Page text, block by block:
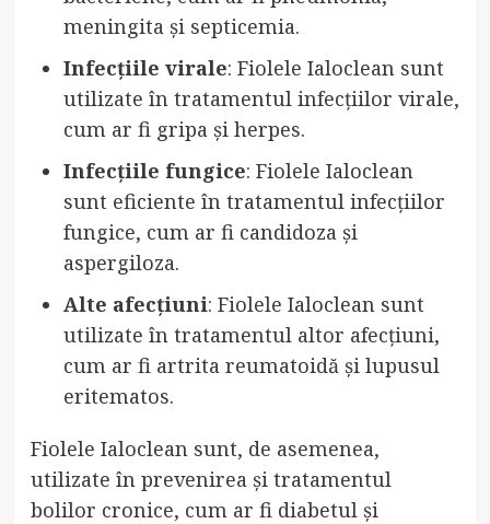
meningita și septicemia.
Infecțiile virale: Fiolele Ialoclean sunt
utilizate în tratamentul infecțiilor virale,
cum ar fi gripa și herpes.
Infecțiile fungice: Fiolele Ialoclean
sunt eficiente în tratamentul infecțiilor
fungice, cum ar fi candidoza și
aspergiloza.
Alte afecțiuni: Fiolele Ialoclean sunt
utilizate în tratamentul altor afecțiuni,
cum ar fi artrita reumatoidă și lupusul
eritematos.
Fiolele Ialoclean sunt, de asemenea,
utilizate în prevenirea și tratamentul
bolilor cronice, cum ar fi diabetul și